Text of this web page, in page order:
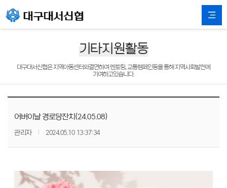
기타지원활동
대구대서신협은 지역아동센터와결연하여 멘토링, 교통캠페인등을 통해 지역사회발전에
기여하고있습니다.
어버이날 경로당잔치(24.05.08)
관리자 2024.05.10 13:37:34